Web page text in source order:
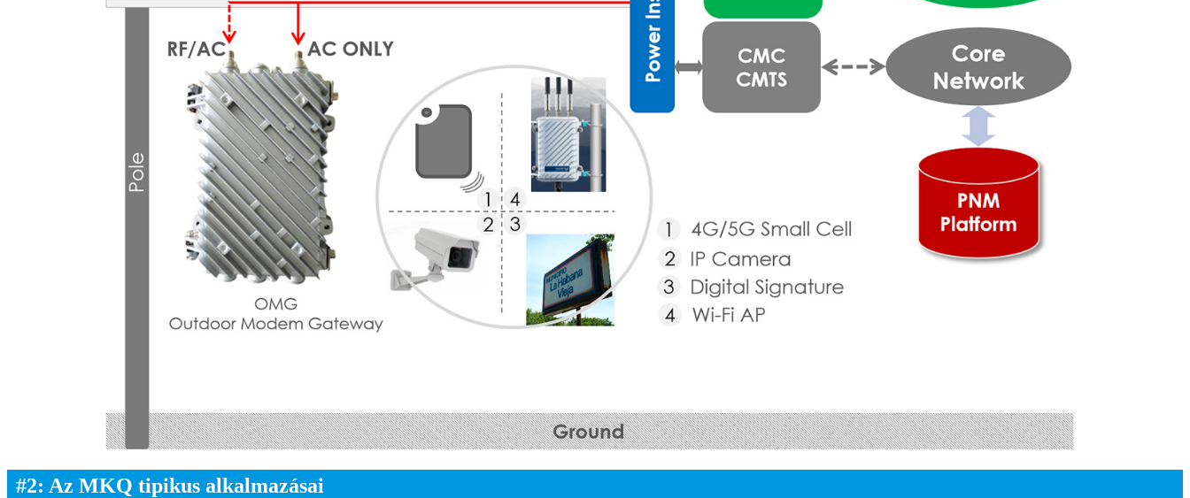
#2: Az MKQ tipikus alkalmazásai